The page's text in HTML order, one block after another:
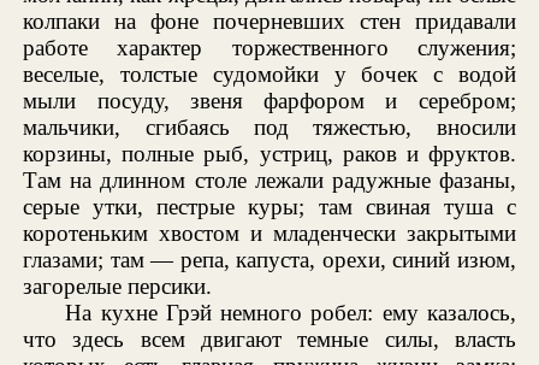
колпаки на фоне почерневших стен придавали
работе характер торжественного служения;
веселые, толстые судомойки у бочек с водой
мыли посуду, звеня фарфором и серебром;
мальчики, сгибаясь под тяжестью, вносили
корзины, полные рыб, устриц, раков и фруктов.
Там на длинном столе лежали радужные фазаны,
серые утки, пестрые куры; там свиная туша с
коротеньким хвостом и младенчески закрытыми
глазами; там — репа, капуста, орехи, синий изюм,
загорелые персики.
На кухне Грэй немного робел: ему казалось,
что здесь всем двигают темные силы, власть